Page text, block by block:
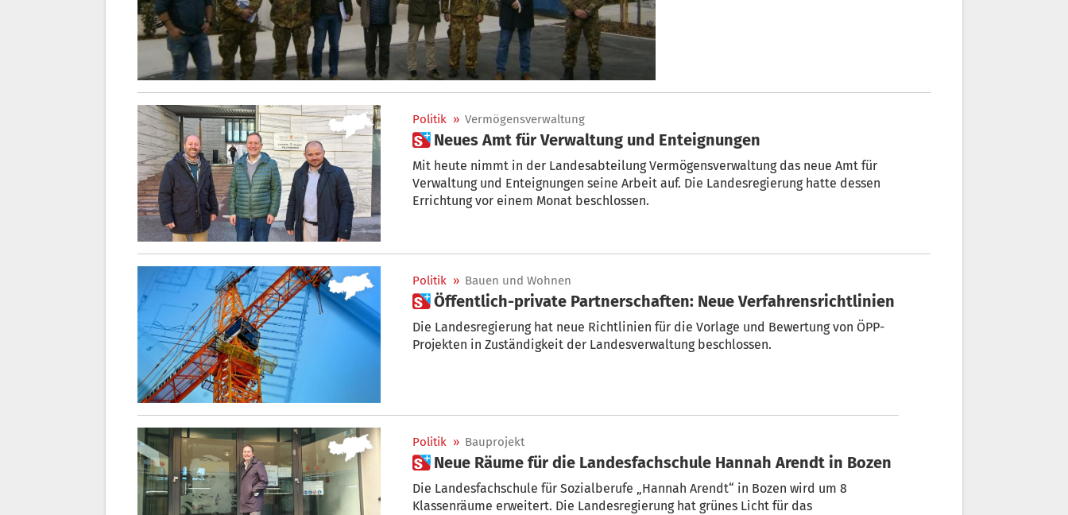
Politik » Vermögensverwaltung
 Neues Amt für Verwaltung und Enteignungen
Mit heute nimmt in der Landesabteilung Vermögensverwaltung das neue Amt für
Verwaltung und Enteignungen seine Arbeit auf. Die Landesregierung hatte dessen
Errichtung vor einem Monat beschlossen.
Politik » Bauen und Wohnen
 Öffentlich-private Partnerschaften: Neue Verfahrensrichtlinien
Die Landesregierung hat neue Richtlinien für die Vorlage und Bewertung von ÖPP-
Projekten in Zuständigkeit der Landesverwaltung beschlossen.
Politik » Bauprojekt
 Neue Räume für die Landesfachschule Hannah Arendt in Bozen
Die Landesfachschule für Sozialberufe „Hannah Arendt“ in Bozen wird um 8
Klassenräume erweitert. Die Landesregierung hat grünes Licht für das